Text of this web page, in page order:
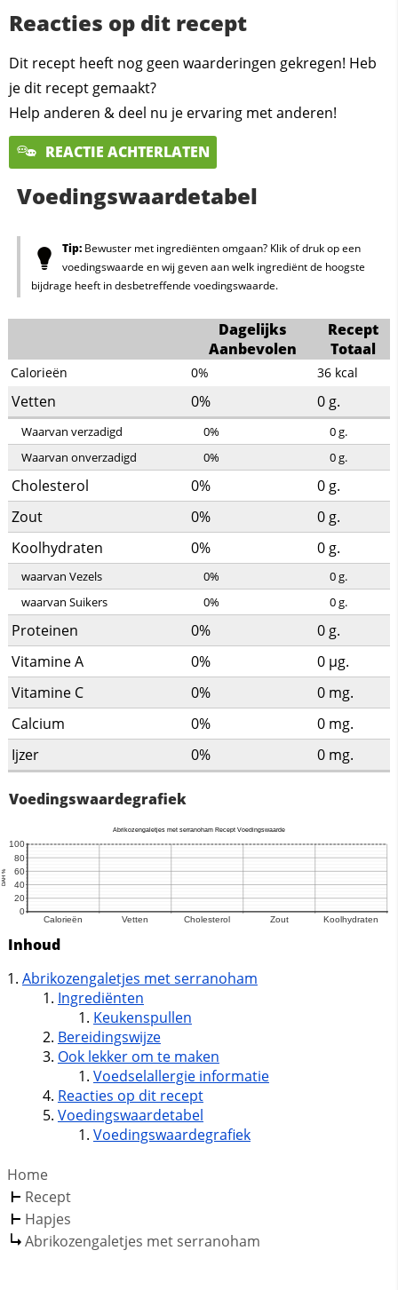
Reacties op dit recept
Dit recept heeft nog geen waarderingen gekregen! Heb
je dit recept gemaakt?
Help anderen & deel nu je ervaring met anderen!
REACTIE ACHTERLATEN
Voedingswaardetabel
Tip:Bewuster met ingrediënten omgaan? Klik of druk op een
voedingswaarde en wij geven aan welk ingrediënt de hoogste
bijdrage heeft in desbetreffende voedingswaarde.
Dagelijks
Aanbevolen
Recept
Totaal
Calorieën 0% 36 kcal
Vetten 0% 0g.
Waarvan verzadigd 0% 0g.
Waarvan onverzadigd
0% 0g.
Cholesterol 0% 0g.
Zout
0% 0g.
Koolhydraten
0% 0g.
waarvan Vezels 0% 0g.
waarvan Suikers
0% 0g.
Proteinen 0% 0g.
Vitamine A
0% 0 µg.
Vitamine C
0% 0 mg.
Calcium
0% 0 mg.
Ijzer
0% 0 mg.
Voedingswaardegrafiek
Inhoud
Abrikozengaletjes met serranoham
Ingrediënten
Keukenspullen
Bereidingswijze
Ook lekker om te maken
Voedselallergie informatie
Reacties op dit recept
Voedingswaardetabel
Voedingswaardegrafiek
Home
Recept
Hapjes
Abrikozengaletjes met serranoham